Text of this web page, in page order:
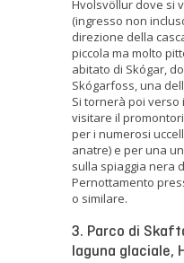
Hvolsvöllur dove si
(ingresso non
direzione della
piccola ma molto
abitato di Skógar,
Skógarfoss, una
Si tornerà poi verso
visitare il
per i numerosi
anatre) e per una
sulla spiaggia nera
Pernottamento
o similare.
3. Parco di
laguna glaciale,